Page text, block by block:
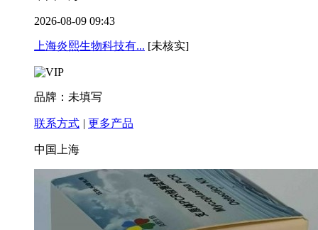
2026-08-09 09:43
上海炎熙生物科技有... [未核实]
品牌：未填写
联系方式 | 更多产品
中国上海